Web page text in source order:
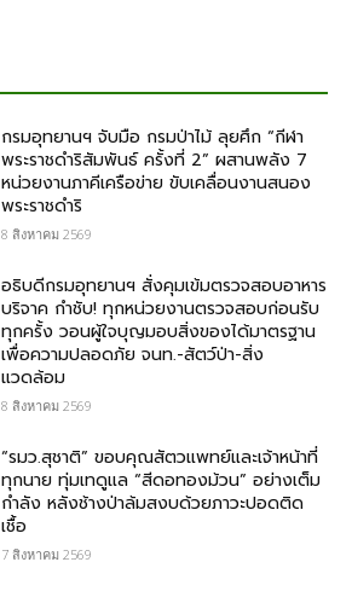
กรมอุทยานฯ จับมือ กรมป่าไม้ ลุยศึก “กีฬา
พระราชดำริสัมพันธ์ ครั้งที่ 2” ผสานพลัง 7
หน่วยงานภาคีเครือข่าย ขับเคลื่อนงานสนอง
พระราชดำริ
8 สิงหาคม 2569
อธิบดีกรมอุทยานฯ สั่งคุมเข้มตรวจสอบอาหาร
บริจาค​ กำชับ! ทุกหน่วยงานตรวจสอบก่อนรับ
ทุกครั้ง วอนผู้ใจบุญมอบสิ่งของได้มาตรฐาน
เพื่อความปลอดภัย​ จนท.-สัตว์ป่า-สิ่ง
แวดล้อม
8 สิงหาคม 2569
“รมว.สุชาติ” ขอบคุณสัตวแพทย์และเจ้าหน้าที่
ทุกนาย ทุ่มเทดูแล “สีดอทองม้วน” อย่างเต็ม
กำลัง หลังช้างป่าล้มสงบด้วยภาวะปอดติด
เชื้อ
7 สิงหาคม 2569